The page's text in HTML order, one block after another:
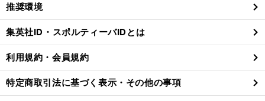
閉
る
推奨環境
集英社ID・スポルティーバIDとは
利用規約・会員規約
特定商取引法に基づく表示・その他の事項